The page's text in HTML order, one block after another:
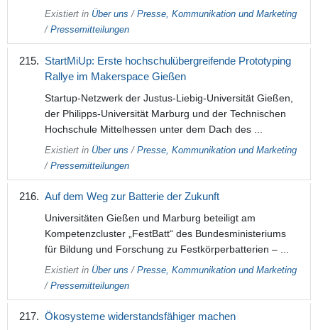
Existiert in Über uns / Presse, Kommunikation und Marketing
/ Pressemitteilungen
StartMiUp: Erste hochschulübergreifende Prototyping
Rallye im Makerspace Gießen
Startup-Netzwerk der Justus-Liebig-Universität Gießen,
der Philipps-Universität Marburg und der Technischen
Hochschule Mittelhessen unter dem Dach des ...
Existiert in Über uns / Presse, Kommunikation und Marketing
/ Pressemitteilungen
Auf dem Weg zur Batterie der Zukunft
Universitäten Gießen und Marburg beteiligt am
Kompetenzcluster „FestBatt“ des Bundesministeriums
für Bildung und Forschung zu Festkörperbatterien – ...
Existiert in Über uns / Presse, Kommunikation und Marketing
/ Pressemitteilungen
Ökosysteme widerstandsfähiger machen